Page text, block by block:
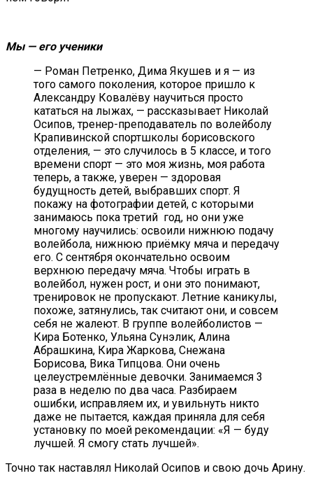
Мы — его ученики
— Роман Петренко, Дима Якушев и я — из
того самого поколения, которое пришло к
Александру Ковалёву научиться просто
кататься на лыжах, — рассказывает Николай
Осипов, тренер-преподаватель по волейболу
Крапивинской спортшколы борисовского
отделения, — это случилось в 5 классе, и того
времени спорт — это моя жизнь, моя работа
теперь, а также, уверен — здоровая
будущность детей, выбравших спорт. Я
покажу на фотографии детей, с которыми
занимаюсь пока третий год, но они уже
многому научились: освоили нижнюю подачу
волейбола, нижнюю приёмку мяча и передачу
его. С сентября окончательно освоим
верхнюю передачу мяча. Чтобы играть в
волейбол, нужен рост, и они это понимают,
тренировок не пропускают. Летние каникулы,
похоже, затянулись, так считают они, и совсем
себя не жалеют. В группе волейболистов —
Кира Ботенко, Ульяна Сунэлик, Алина
Абрашкина, Кира Жаркова, Снежана
Борисова, Вика Типцова. Они очень
целеустремлённые девочки. Занимаемся 3
раза в неделю по два часа. Разбираем
ошибки, исправляем их, и увильнуть никто
даже не пытается, каждая приняла для себя
установку по моей рекомендации: «Я — буду
лучшей. Я смогу стать лучшей».
Точно так наставлял Николай Осипов и свою дочь Арину.